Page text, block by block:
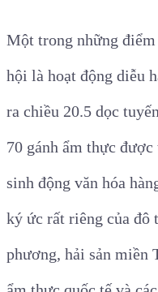
Một trong những điểm
hội là hoạt động diễu
ra chiều 20.5 dọc
70 gánh ẩm thực
sinh động văn hóa
ký ức rất riêng của đô
phương, hải sản miền